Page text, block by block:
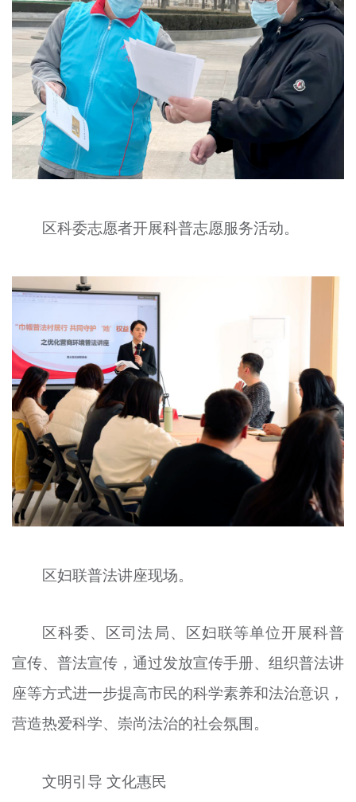
区科委志愿者开展科普志愿服务活动。
区妇联普法讲座现场。
区科委、区司法局、区妇联等单位开展科普
宣传、普法宣传，通过发放宣传手册、组织普法讲
座等方式进一步提高市民的科学素养和法治意识，
营造热爱科学、崇尚法治的社会氛围。
文明引导 文化惠民